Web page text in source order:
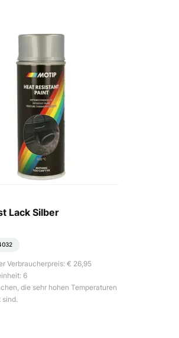
Lack Silber
Verbraucherpreis: € 26,95
6
die sehr hohen Temperaturen
sind.